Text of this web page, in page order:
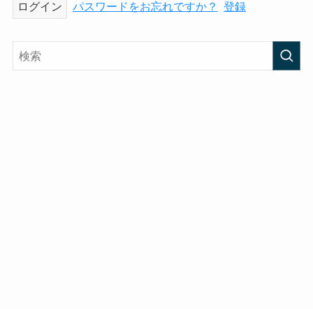
パスワードをお忘れですか？ 登録